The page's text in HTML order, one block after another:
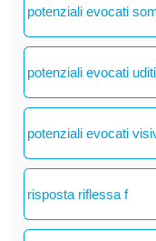
potenziali evocati
potenziali evocati
potenziali evocati
risposta riflessa f